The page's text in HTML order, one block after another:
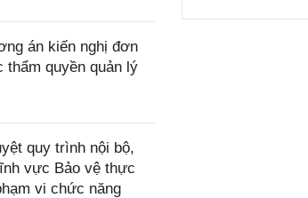
án kiến nghị đơn
thẩm quyền quản lý
quy trình nội bộ,
vực Bảo vệ thực
vi chức năng